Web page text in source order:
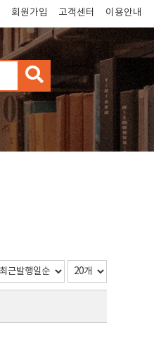
회원가입 고객센터 이용안내
검
색